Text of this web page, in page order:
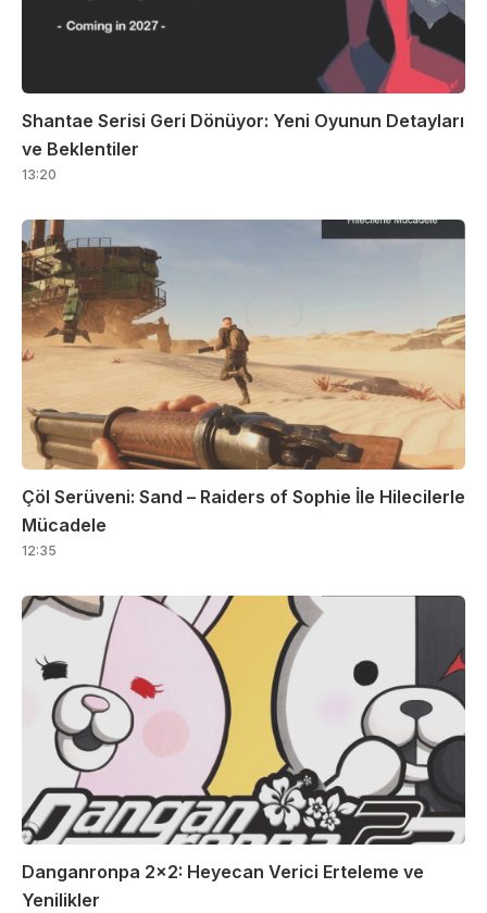
Shantae Serisi Geri Dönüyor: Yeni Oyunun Detayları
ve Beklentiler
13:20
Çöl Serüveni: Sand – Raiders of Sophie İle Hilecilerle
Mücadele
12:35
Danganronpa 2×2: Heyecan Verici Erteleme ve
Yenilikler